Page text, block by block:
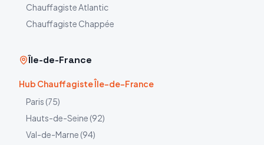
ChauffagisteAtlantic
Chauffagiste Chappée
Île-de-France
Hub Chauffagiste Île-de-France
Paris (75)
Hauts-de-Seine (92)
Val-de-Marne (94)